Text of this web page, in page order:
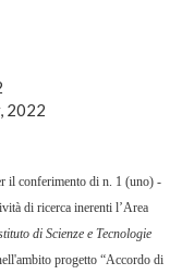
2022
il conferimento di n. 1 (uno) -
di ricerca inerenti l’Area
di Scienze e Tecnologie
progetto “Accordo di